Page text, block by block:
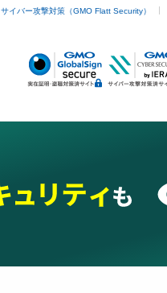
サイバー攻撃対策（GMO Flatt Security）